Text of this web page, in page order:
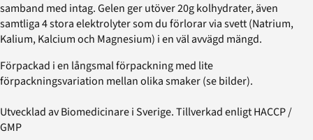
samband med intag. Gelen ger utöver 20g kolhydrater, även
samtliga 4 stora elektrolyter som du förlorar via svett (Natrium,
Kalium, Kalcium och Magnesium) i en väl avvägd mängd.
Förpackad i en långsmal förpackning med lite
förpackningsvariation mellan olika smaker (se bilder).
Utvecklad av Biomedicinare i Sverige. Tillverkad enligt HACCP /
GMP